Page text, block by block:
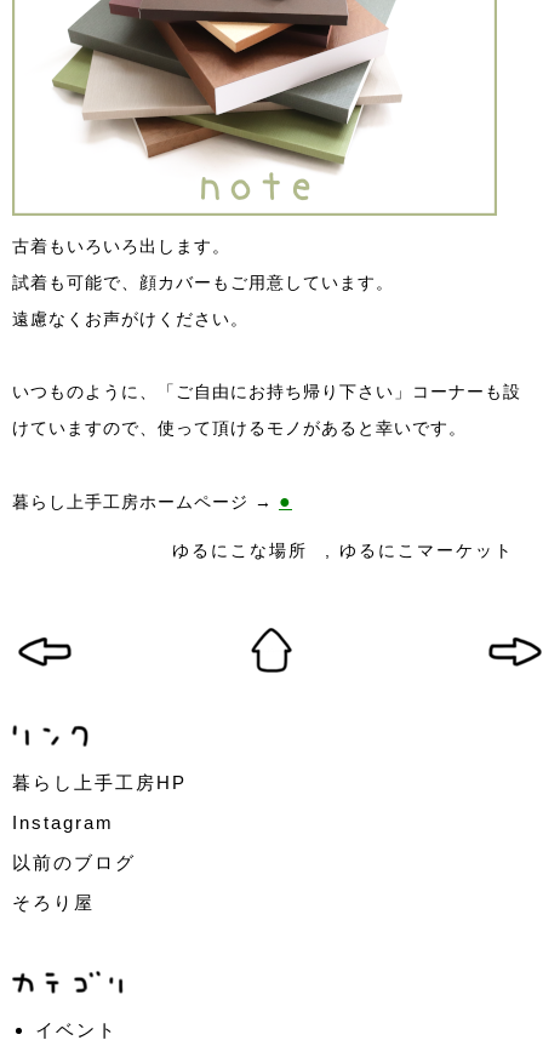
古着もいろいろ出します。
試着も可能で、顔カバーもご用意しています。
遠慮なくお声がけください。
いつものように、「ご自由にお持ち帰り下さい」コーナーも設
けていますので、使って頂けるモノがあると幸いです。
暮らし上手工房ホームページ → ●
ゆるにこな場所 ゆるにこマーケット
暮らし上手工房HP
Instagram
以前のブログ
そろり屋
イベント